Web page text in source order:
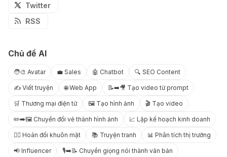
Twitter
RSS
Chủ đề AI
🧑‍🎨 Avatar 💼 Sales 🤖 Chatbot 🔍 SEO Content
✍️ Viết truyện 🌐 Web App 📝➡️🎥 Tạo video từ prompt
🛒 Thương mại điện tử 🖼️ Tạo hình ảnh 🎬 Tạo video
✏️➡️🖼️ Chuyển đổi vẽ thành hình ảnh 📈 Lập kế hoạch kinh doanh
😶‍🌫️ Hoán đổi khuôn mặt 📚 Truyện tranh 📊 Phân tích thị trường
📢 Influencer 🎙️➡️📝 Chuyển giọng nói thành văn bản